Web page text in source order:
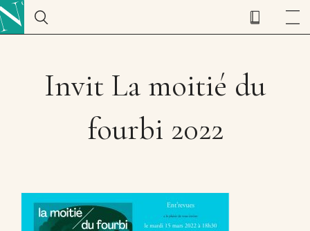
Invit La moitié du
fourbi 2022